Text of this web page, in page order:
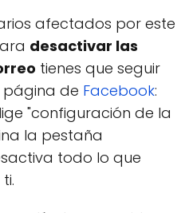
afectados por este
desactivar las
tienes que seguir
página de Facebook:
"configuración de la
la pestaña
todo lo que